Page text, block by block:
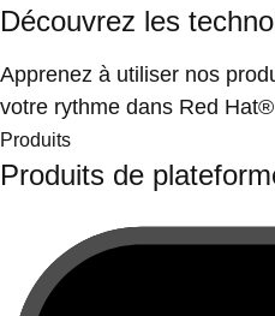
Découvrez les
Apprenez à utiliser nos
votre rythme dans Red
Produits
Produits de